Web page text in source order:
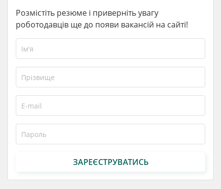
Розмістіть резюме і приверніть увагу
роботодавців ще до появи вакансій на сайті!
ЗАРЕЄСТРУВАТИСЬ